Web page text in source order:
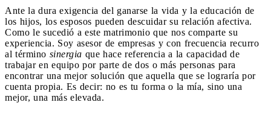
Ante la dura exigencia del ganarse la vida y la educación de
los hijos, los esposos pueden descuidar su relación afectiva.
Como le sucedió a este matrimonio que nos comparte su
experiencia. Soy asesor de empresas y con frecuencia recurro
al término sinergia que hace referencia a la capacidad de
trabajar en equipo por parte de dos o más personas para
encontrar una mejor solución que aquella que se lograría por
cuenta propia. Es decir: no es tu forma o la mía, sino una
mejor, una más elevada.